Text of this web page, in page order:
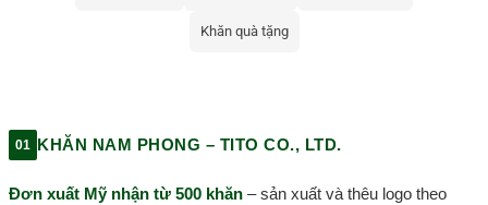
Khăn quà tặng
01 KHĂN NAM PHONG – TITO CO., LTD.
Đơn xuất Mỹ nhận từ 500 khăn – sản xuất và thêu logo theo